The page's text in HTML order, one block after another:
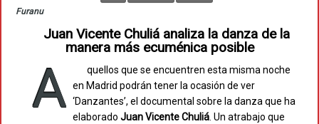
Furanu
Juan Vicente Chuliá analiza la danza de la
manera más ecuménica posible
A
quellos que se encuentren esta misma noche
en Madrid podrán tener la ocasión de ver
‘Danzantes’, el documental sobre la danza que ha
elaborado Juan Vicente Chuliá. Un atrabajo que